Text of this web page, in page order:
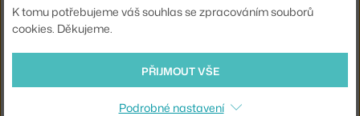
EAN
5702370001735
Ste zo Slovenska? Prejdite na
Lampa Kaiser Idell™, olive green
Shopping from the EU? Switch to Kaiser Idell™ Floor Lamp, olive
K tomu potřebujeme váš souhlas se zpracováním souborů
cookies. Děkujeme.
PŘIJMOUT VŠE
Podrobné nastavení